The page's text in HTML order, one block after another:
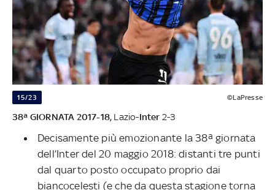
15/23 ©LaPresse
38ª GIORNATA 2017-18, Lazio-Inter 2-3
Decisamente più emozionante la 38ª giornata
dell’Inter del 20 maggio 2018: distanti tre punti
dal quarto posto occupato proprio dai
biancocelesti (e che da questa stagione torna